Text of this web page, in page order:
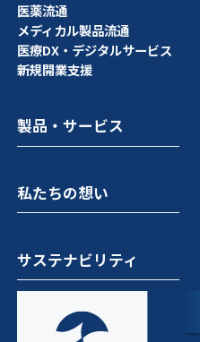
医薬流通
メディカル製品流通
医療DX・デジタルサービス
新規開業支援
製品・サービス
私たちの想い
サステナビリティ